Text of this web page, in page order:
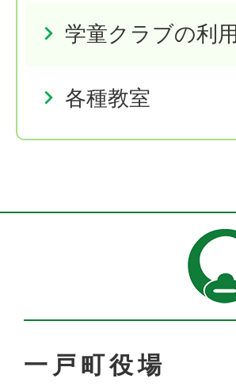
学童クラブの利用
各種教室
一戸町役場